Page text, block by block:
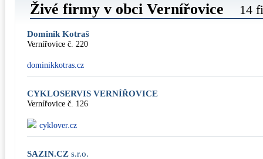
Živé firmy v obci Vernířovice 14
Dominik Kotraš
Vernířovice č. 220
dominikkotras.cz
CYKLOSERVIS VERNÍŘOVICE
Vernířovice č. 126
cyklover.cz
SAZIN.CZ s.r.o.